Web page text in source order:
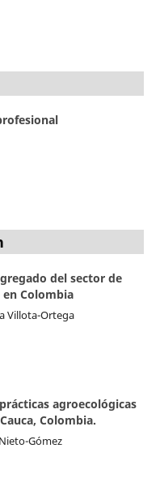
del sector de
Colombia
Villota-Ortega
agroecológicas
Colombia.
Gómez